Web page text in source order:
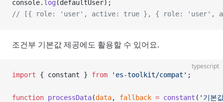
console. log (defaultUser);
// [{ role: 'user', active: true }, { role: 'user',
조건부 기본값 제공에도 활용할 수 있어요.
typescript
import { constant } from 'es-toolkit/compat' ;
function processData(data, fallback = constant ( '기본